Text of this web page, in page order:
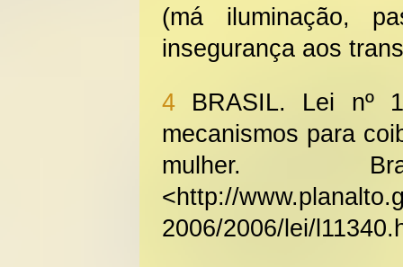
(má iluminação,
insegurança aos
4 BRASIL. Lei nº
mecanismos para
mulher.
<http://
2006/2006/lei/